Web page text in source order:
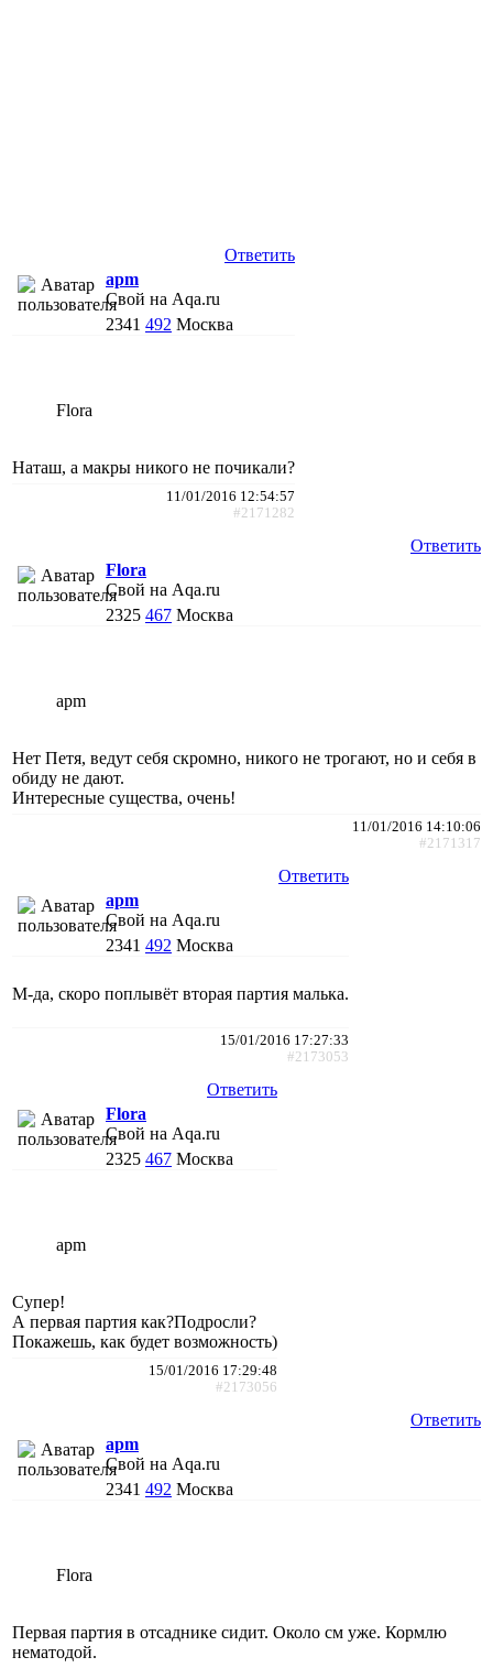
Ответить
apm
Свой на Aqa.ru
2341 492 Москва
Flora
Наташ, а макры никого не почикали?
11/01/2016 12:54:57
#2171282
Ответить
Flora
Свой на Aqa.ru
2325 467 Москва
apm
Нет Петя, ведут себя скромно, никого не трогают, но и себя в
обиду не дают.
Интересные существа, очень!
11/01/2016 14:10:06
#2171317
Ответить
apm
Свой на Aqa.ru
2341 492 Москва
М-да, скоро поплывёт вторая партия малька.
15/01/2016 17:27:33
#2173053
Ответить
Flora
Свой на Aqa.ru
2325 467 Москва
apm
Супер!
А первая партия как?Подросли?
Покажешь, как будет возможность)
15/01/2016 17:29:48
#2173056
Ответить
apm
Свой на Aqa.ru
2341 492 Москва
Flora
Первая партия в отсаднике сидит. Около см уже. Кормлю
нематодой.